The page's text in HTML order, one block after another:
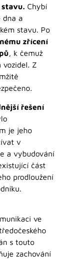
stavu. Chybí
dna a
stavu. Po
zřícení
, k čemuž
vozidel. Z
řešení
je jeho
v
a vybudování
část
prodloužení
ve
s touto
zachování